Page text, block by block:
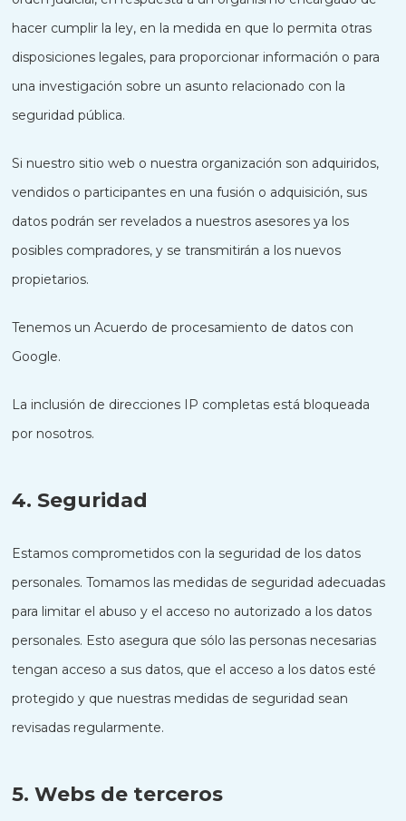
hacer cumplir la ley, en la medida en que lo permita otras
disposiciones legales, para proporcionar información o para
una investigación sobre un asunto relacionado con la
seguridad pública.
Si nuestro sitio web o nuestra organización son adquiridos,
vendidos o participantes en una fusión o adquisición, sus
datos podrán ser revelados a nuestros asesores ya los
posibles compradores, y se transmitirán a los nuevos
propietarios.
Tenemos un Acuerdo de procesamiento de datos con
Google.
La inclusión de direcciones IP completas está bloqueada
por nosotros.
4. Seguridad
Estamos comprometidos con la seguridad de los datos
personales. Tomamos las medidas de seguridad adecuadas
para limitar el abuso y el acceso no autorizado a los datos
personales. Esto asegura que sólo las personas necesarias
tengan acceso a sus datos, que el acceso a los datos esté
protegido y que nuestras medidas de seguridad sean
revisadas regularmente.
5. Webs de terceros